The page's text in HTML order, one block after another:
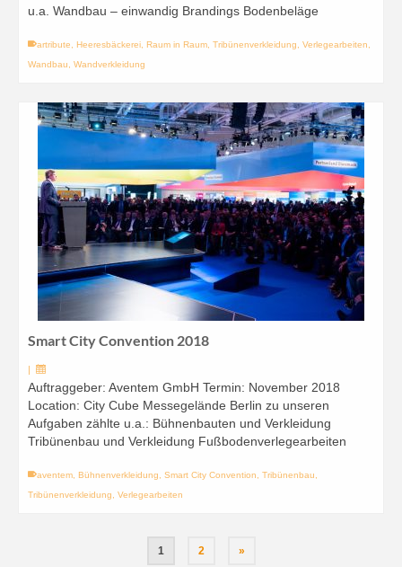
u.a. Wandbau – einwandig Brandings Bodenbeläge
artribute Heeresbäckerei Raum in Raum Tribünenverkleidung Verlegearbeiten
Wandbau
Wandverkleidung
Smart City Convention 2018
|
Auftraggeber: Aventem GmbH Termin: November 2018
Location: City Cube Messegelände Berlin zu unseren
Aufgaben zählte u.a.: Bühnenbauten und Verkleidung
Tribünenbau und Verkleidung Fußbodenverlegearbeiten
aventem Bühnenverkleidung Smart City Convention Tribünenbau
Tribünenverkleidung
Verlegearbeiten
1 2 »